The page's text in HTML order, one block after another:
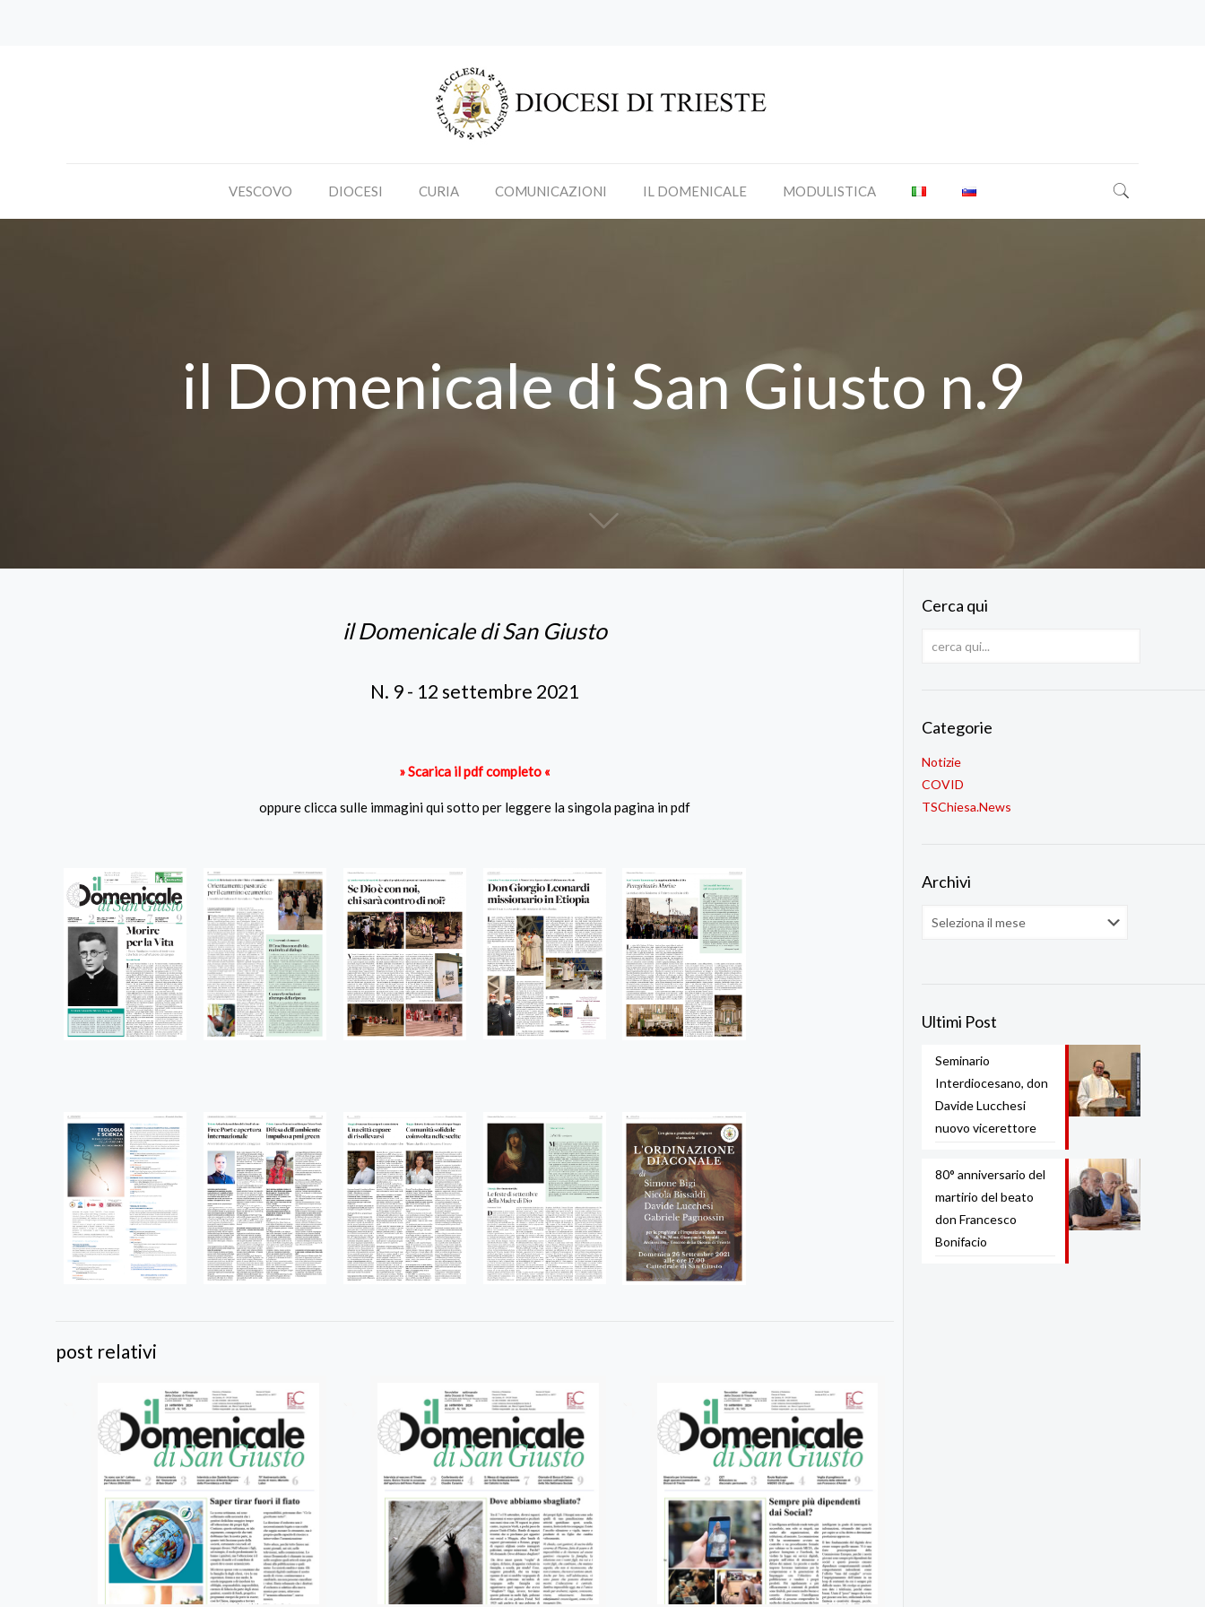
VESCOVO DIOCESI CURIA COMUNICAZIONI IL DOMENICALE MODULISTICA
il Domenicale di San Giusto n.9
il Domenicale di San Giusto
N. 9 - 12 settembre 2021
» Scarica il pdf completo «
oppure clicca sulle immagini qui sotto per leggere la singola pagina in pdf
post relativi
Cerca qui
Categorie
Notizie
COVID
TSChiesa.News
Archivi
Archivi
Ultimi Post
Seminario
Interdiocesano, don
Davide Lucchesi
nuovo vicerettore
80° anniversario del
martirio del beato
don Francesco
Bonifacio